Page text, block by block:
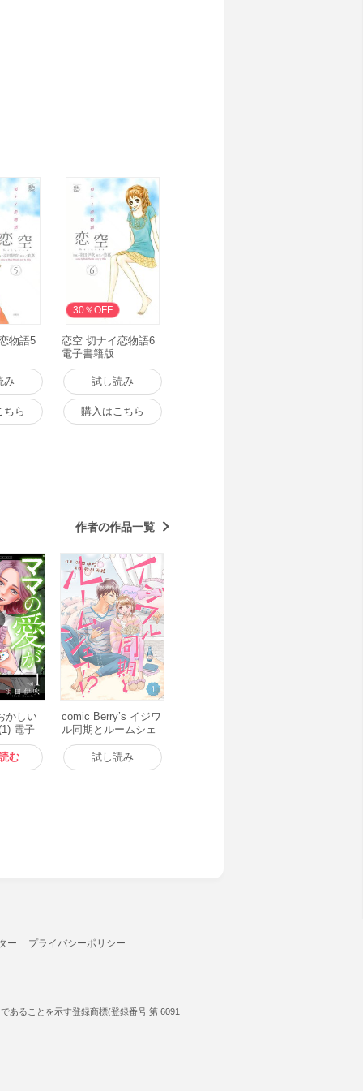
物語5
み
ちら
30％OFF
恋空 切ナイ恋物語6
電子書籍版
試し読み
購入はこちら
作者の作品一覧
かしい
電子
む
comic Berry’s イジワ
ル同期とルームシェ
ア!?(分冊版)1話 電子
書籍版試し読み
ー プライバシーポリシー
あることを示す登録商標(登録番号 第 6091